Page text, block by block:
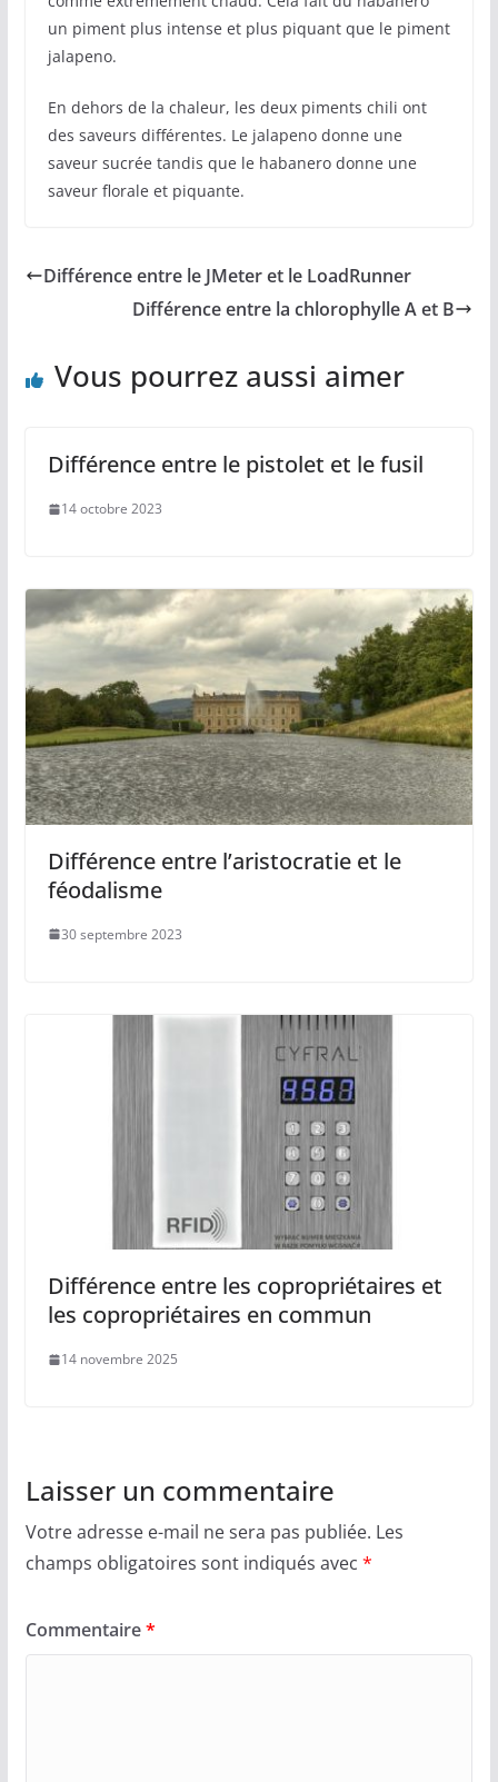
un piment plus intense et plus piquant que le piment
jalapeno.
En dehors de la chaleur, les deux piments chili ont
des saveurs différentes. Le jalapeno donne une
saveur sucrée tandis que le habanero donne une
saveur florale et piquante.
Différence entre le JMeter et le LoadRunner
Différence entre la chlorophylle A et B
Vous pourrez aussi aimer
Différence entre le pistolet et le fusil
14 octobre 2023
Différence entre l’aristocratie et le
féodalisme
30 septembre 2023
Différence entre les copropriétaires et
les copropriétaires en commun
14 novembre 2025
Laisser un commentaire
Votre adresse e-mail ne sera pas publiée. Les
champs obligatoires sont indiqués avec *
Commentaire*